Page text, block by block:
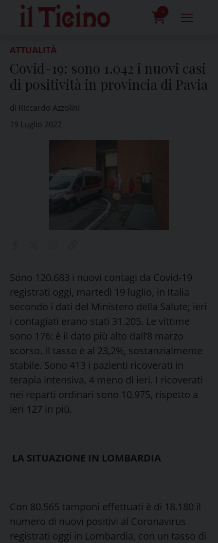
content
0
ATTUALITÀ
Covid-19: sono 1.042 i nuovi casi
di positività in provincia di Pavia
di Riccardo Azzolini
19 Luglio 2022
Sono 120.683 i nuovi contagi da Covid-19
registrati oggi, martedì 19 luglio, in Italia
secondo i dati del Ministero della Salute; ieri
i contagiati erano stati 31.205. Le vittime
sono 176: è il dato più alto dall’8 marzo
scorso. Il tasso è al 23,2%, sostanzialmente
stabile. Sono 413 i pazienti ricoverati in
terapia intensiva, 4 meno di ieri. I ricoverati
nei reparti ordinari sono 10.975, rispetto a
ieri 127 in più.
LA SITUAZIONE IN LOMBARDIA
Con 80.565 tamponi effettuati è di 18.180 il
numero di nuovi positivi al Coronavirus
registrati oggi in Lombardia, con un tasso di